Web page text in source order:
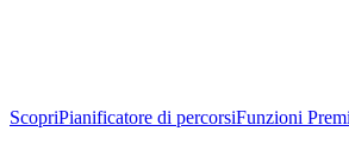
ScopriPianificatore di percorsiFunzioni